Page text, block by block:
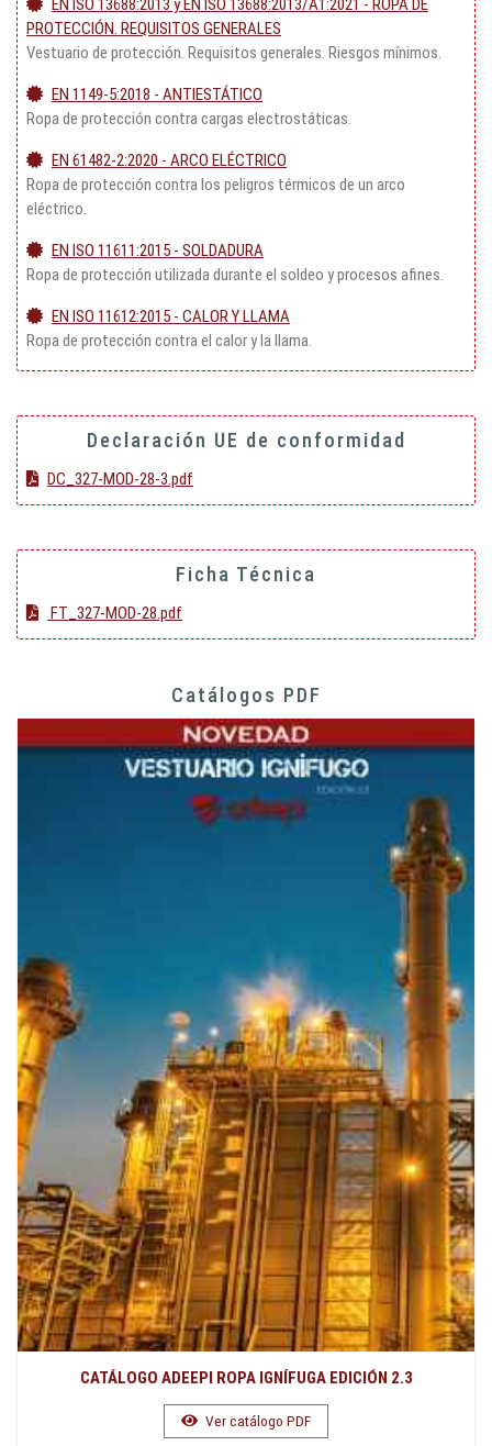
EN ISO 13688:2013 y EN ISO 13688:2013/A1:2021 - ROPA DE
PROTECCIÓN. REQUISITOS GENERALES
Vestuario de protección. Requisitos generales. Riesgos mínimos.
EN 1149-5:2018 - ANTIESTÁTICO
Ropa de protección contra cargas electrostáticas.
EN 61482-2:2020 - ARCO ELÉCTRICO
Ropa de protección contra los peligros térmicos de un arco
eléctrico.
EN ISO 11611:2015 - SOLDADURA
Ropa de protección utilizada durante el soldeo y procesos afines.
EN ISO 11612:2015 - CALOR Y LLAMA
Ropa de protección contra el calor y la llama.
Declaración UE de conformidad
DC_327-MOD-28-3.pdf
Ficha Técnica
FT_327-MOD-28.pdf
Catálogos PDF
CATÁLOGO ADEEPI ROPA IGNÍFUGA EDICIÓN 2.3
Ver catálogo PDF